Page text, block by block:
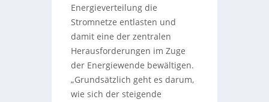
Energieverteilung die
Stromnetze entlasten und
damit eine der zentralen
Herausforderungen im Zuge
der Energiewende bewältigen.
„Grundsätzlich geht es darum,
wie sich der steigende